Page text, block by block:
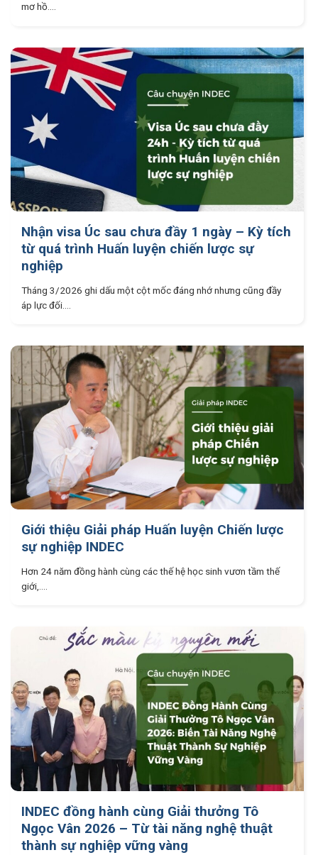
mơ hồ....
Nhận visa Úc sau chưa đầy 1 ngày – Kỳ tích
từ quá trình Huấn luyện chiến lược sự
nghiệp
Tháng 3/2026 ghi dấu một cột mốc đáng nhớ nhưng cũng đầy
áp lực đối....
Giới thiệu Giải pháp Huấn luyện Chiến lược
sự nghiệp INDEC
Hơn 24 năm đồng hành cùng các thế hệ học sinh vươn tầm thế
giới,....
INDEC đồng hành cùng Giải thưởng Tô
Ngọc Vân 2026 – Từ tài năng nghệ thuật
thành sự nghiệp vững vàng